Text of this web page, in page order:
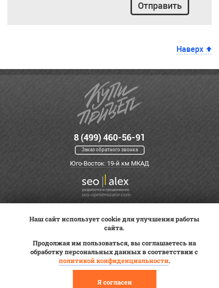
Отправить
Наверх
8 (499) 460-56-91
Заказ обратного звонка
Юго-Восток: 19-й км МКАД
Постановка на учет
Трейд-ин
Статьи
ВК Видео
© 2012—2026 «Купи прицеп»™ (ООО «Авангард», ИНН 9723035587)
Наш сайт использует cookie для улучшения работы
сайта.
Продолжая им пользоваться, вы соглашаетесь на
обработку персональных данных в соответствии с
политикой конфиденциальности.
Я согласен